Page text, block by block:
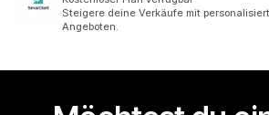
Steigere deine Verkäufe mit
Angeboten.